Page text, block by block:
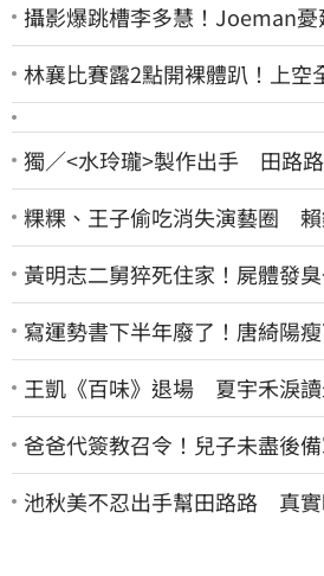
攝影爆跳槽李多慧！Joeman憂
林襄比賽露2點開裸體趴！上空
獨／<水玲瓏>製作出手 田路
粿粿、王子偷吃消失演藝圈
黃明志二舅猝死住家！屍體發
寫運勢書下半年廢了！唐綺陽
王凱《百味》退場 夏宇禾淚
爸爸代簽教召令！兒子未盡後
不去」換3個月刑期
池秋美不忍出手幫田路路 真